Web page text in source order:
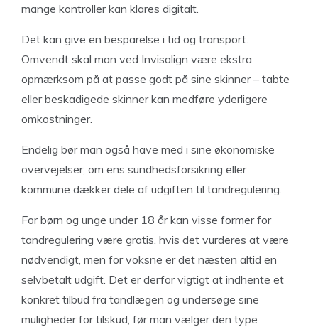
mange kontroller kan klares digitalt.
Det kan give en besparelse i tid og transport.
Omvendt skal man ved Invisalign være ekstra
opmærksom på at passe godt på sine skinner – tabte
eller beskadigede skinner kan medføre yderligere
omkostninger.
Endelig bør man også have med i sine økonomiske
overvejelser, om ens sundhedsforsikring eller
kommune dækker dele af udgiften til tandregulering.
For børn og unge under 18 år kan visse former for
tandregulering være gratis, hvis det vurderes at være
nødvendigt, men for voksne er det næsten altid en
selvbetalt udgift. Det er derfor vigtigt at indhente et
konkret tilbud fra tandlægen og undersøge sine
muligheder for tilskud, før man vælger den type